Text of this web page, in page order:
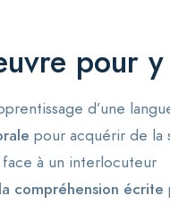
pour
d’une
pour acquérir de la
face à un interlocuteur
compréhension écrite